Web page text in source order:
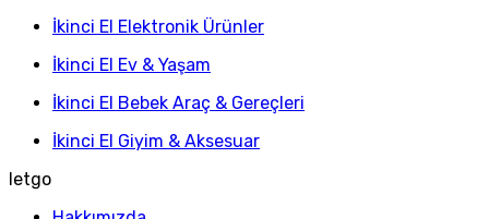
İkinci El Elektronik Ürünler
İkinci El Ev & Yaşam
İkinci El Bebek Araç & Gereçleri
İkinci El Giyim & Aksesuar
letgo